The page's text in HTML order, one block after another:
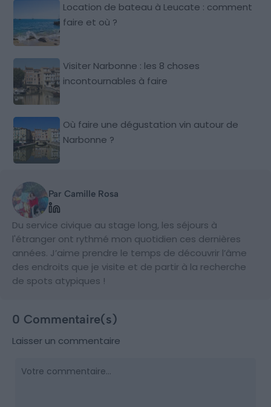
Location de bateau à Leucate : comment
faire et où ?
Visiter Narbonne : les 8 choses
incontournables à faire
Où faire une dégustation vin autour de
Narbonne ?
Par Camille Rosa
Du service civique au stage long, les séjours à
l'étranger ont rythmé mon quotidien ces dernières
années. J’aime prendre le temps de découvrir l’âme
des endroits que je visite et de partir à la recherche
de spots atypiques !
0 Commentaire(s)
Laisser un commentaire